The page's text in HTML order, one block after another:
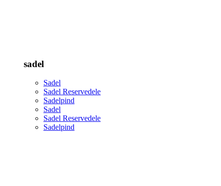
sadel
Sadel
Sadel Reservedele
Sadelpind
Sadel
Sadel Reservedele
Sadelpind